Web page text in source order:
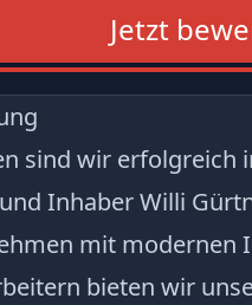
Jetzt
sind wir
Inhaber Willi
mit modernen
bieten wir